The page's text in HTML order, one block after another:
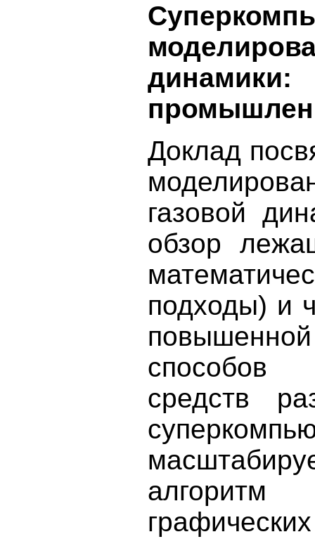
Доклад
газовой
обзор
подходы) и
способов
средств